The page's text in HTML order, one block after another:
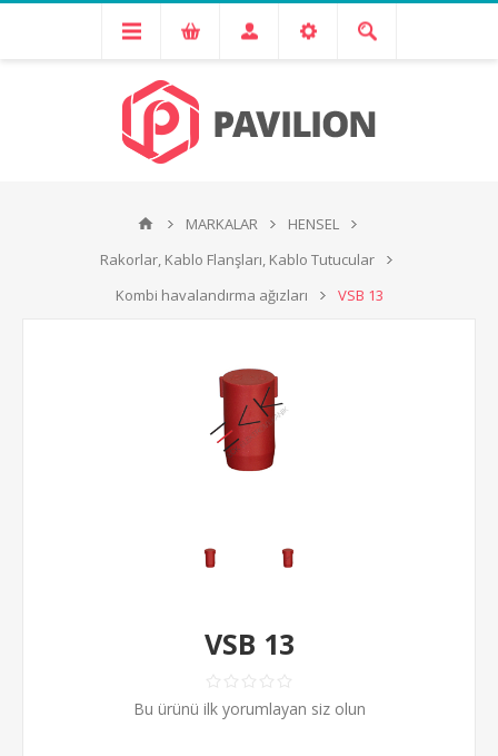
MARKALAR
HENSEL
Rakorlar, Kablo Flanşları, Kablo Tutucular
Kombi havalandırma ağızları
VSB 13
VSB 13
Bu ürünü ilk yorumlayan siz olun